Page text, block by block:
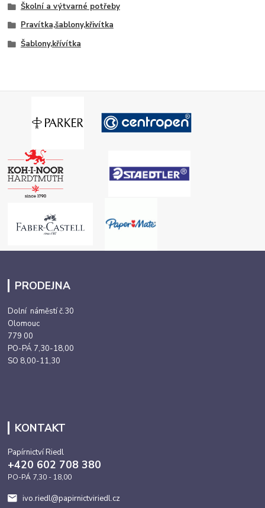
Školní a výtvarné potřeby
Pravítka,šablony,křivítka
Šablony,křívítka
PRODEJNA
Dolní náměstí č.30
Olomouc
779 00
PO-PÁ 7,30-18,00
SO 8,00-11,30
KONTAKT
Papírnictví Riedl
+420 602 708 380
PO-PÁ 7,30 - 18,00
ivo.riedl@papirnictviriedl.cz